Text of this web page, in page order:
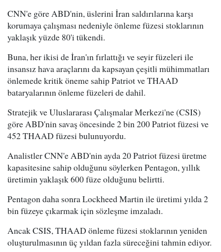
CNN'e göre ABD'nin, üslerini İran saldırılarına karşı
korumaya çalışması nedeniyle önleme füzesi stoklarının
yaklaşık yüzde 80'i tükendi.
Buna, her ikisi de İran'ın fırlattığı ve seyir füzeleri ile
insansız hava araçlarını da kapsayan çeşitli mühimmatları
önlemede kritik öneme sahip Patriot ve THAAD
bataryalarının önleme füzeleri de dahil.
Stratejik ve Uluslararası Çalışmalar Merkezi'ne (CSIS)
göre ABD'nin savaş öncesinde 2 bin 200 Patriot füzesi ve
452 THAAD füzesi bulunuyordu.
Analistler CNN'e ABD'nin ayda 20 Patriot füzesi üretme
kapasitesine sahip olduğunu söylerken Pentagon, yıllık
üretimin yaklaşık 600 füze olduğunu belirtti.
Pentagon daha sonra Lockheed Martin ile üretimi yılda 2
bin füzeye çıkarmak için sözleşme imzaladı.
Ancak CSIS, THAAD önleme füzesi stoklarının yeniden
oluşturulmasının üç yıldan fazla süreceğini tahmin ediyor.